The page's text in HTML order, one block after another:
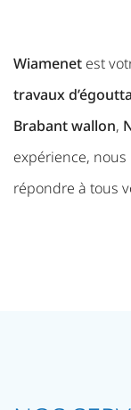
Wiamenet est
travaux
Brabant wallon,
expérience,
répondre à tous